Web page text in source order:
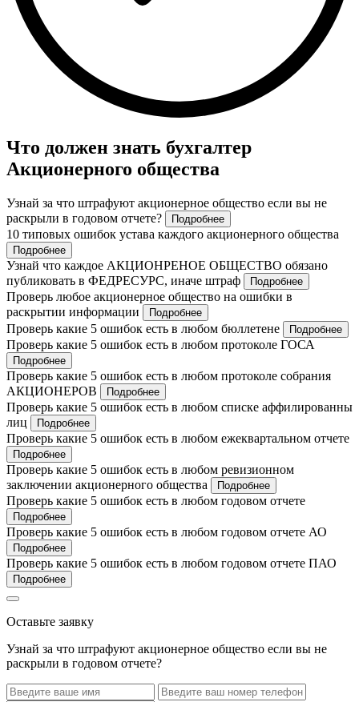
Что должен знать бухгалтер
Акционерного общества
Узнай за что штрафуют акционерное общество если вы не
раскрыли в годовом отчете?
Подробнее
10 типовых ошибок устава каждого акционерного общества
Подробнее
Узнай что каждое АКЦИОНРЕНОЕ ОБЩЕСТВО обязано
публиковать в ФЕДРЕСУРС, иначе штраф
Подробнее
Проверь любое акционерное общество на ошибки в
раскрытии информации
Подробнее
Проверь какие 5 ошибок есть в любом бюллетене Подробнее
Проверь какие 5 ошибок есть в любом протоколе ГОСА
Подробнее
Проверь какие 5 ошибок есть в любом протоколе собрания
АКЦИОНЕРОВ
Подробнее
Проверь какие 5 ошибок есть в любом списке аффилированны
лиц
Подробнее
Проверь какие 5 ошибок есть в любом ежеквартальном отчете
Подробнее
Проверь какие 5 ошибок есть в любом ревизионном
заключении акционерного общества
Подробнее
Проверь какие 5 ошибок есть в любом годовом отчете
Подробнее
Проверь какие 5 ошибок есть в любом годовом отчете АО
Подробнее
Проверь какие 5 ошибок есть в любом годовом отчете ПАО
Подробнее
Оставьте заявку
Узнай за что штрафуют акционерное общество если вы не
раскрыли в годовом отчете?